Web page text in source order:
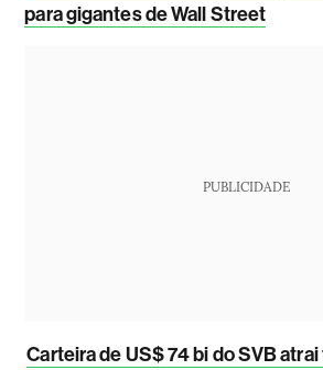
para gigantes de Wall Street
PUBLICIDADE
Carteira de US$ 74 bi do SVB